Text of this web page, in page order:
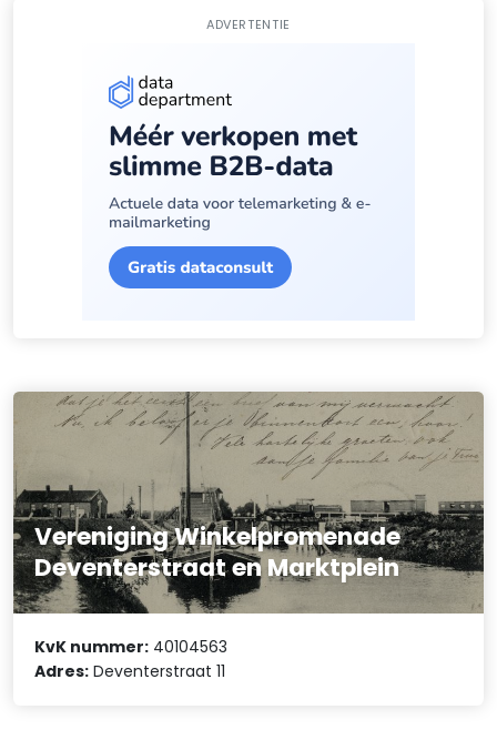
ADVERTENTIE
Vereniging Winkelpromenade
Deventerstraat en Marktplein
KvK nummer: 40104563
Adres: Deventerstraat 11